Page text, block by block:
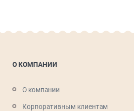
О КОМПАНИИ
О компании
Корпоративным клиентам